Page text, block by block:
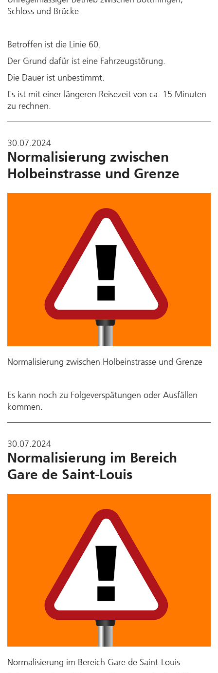
Schloss und Brücke
Betroffen ist die Linie 60.
Der Grund dafür ist eine Fahrzeugstörung.
Die Dauer ist unbestimmt.
Es ist mit einer längeren Reisezeit von ca. 15 Minuten
zu rechnen.
30.07.2024
Normalisierung zwischen
Holbeinstrasse und Grenze
Normalisierung zwischen Holbeinstrasse und Grenze
Es kann noch zu Folgeverspätungen oder Ausfällen
kommen.
30.07.2024
Normalisierung im Bereich
Gare de Saint-Louis
Normalisierung im Bereich Gare de Saint-Louis